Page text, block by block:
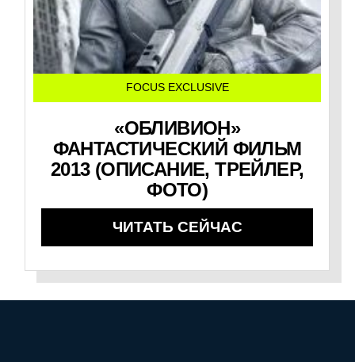
FOCUS EXCLUSIVE
«ОБЛИВИОН»
ФАНТАСТИЧЕСКИЙ ФИЛЬМ
2013 (ОПИСАНИЕ, ТРЕЙЛЕР,
ФОТО)
ЧИТАТЬ СЕЙЧАС